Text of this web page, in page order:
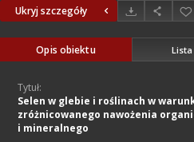
Ukryj szczegóły
Opis obiektu
Tytuł:
Selen w glebie i roślinach w
zróżnicowanego nawożenia
i mineralnego